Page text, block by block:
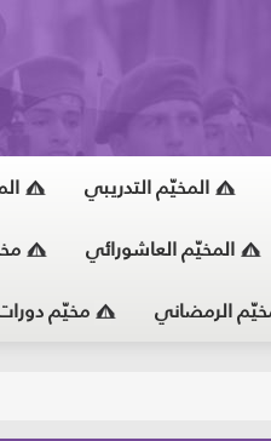
المخيّم التدريبي
المخيّم العاشورائي
الرمضاني مخيّم